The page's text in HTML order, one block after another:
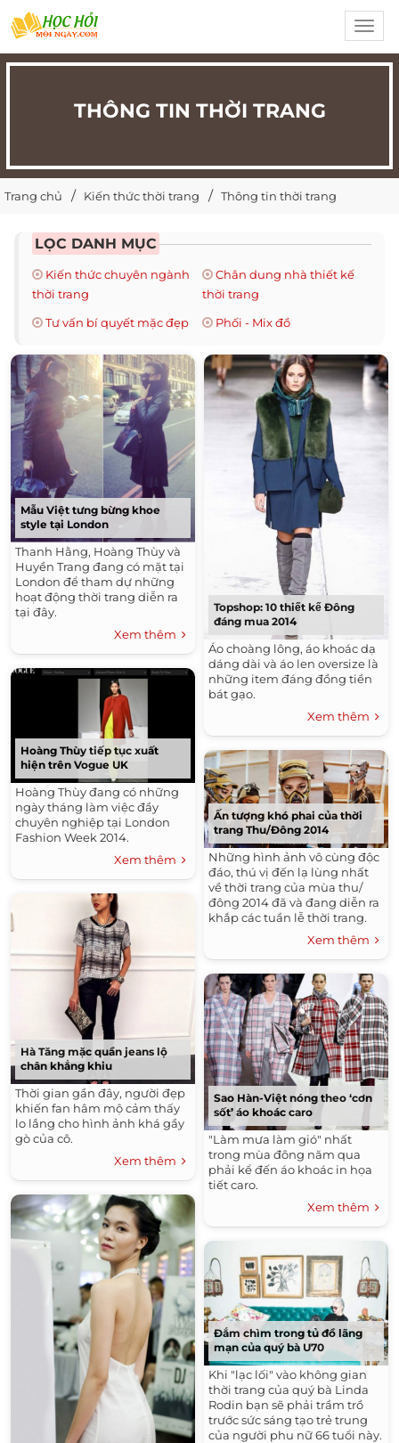
THÔNG TIN THỜI TRANG
Trang chủ Kiến thức thời trang Thông tin thời trang
LỌC DANH MỤC
Kiến thức chuyên ngành
thời trang
Chân dung nhà thiết kế
thời trang
Tư vấn bí quyết mặc đẹp
Phối - Mix đồ
Mẫu Việt tưng bừng khoe
style tại London
Thanh Hằng, Hoàng Thùy và
Huyền Trang đang có mặt tại
London để tham dự những
hoạt động thời trang diễn ra
tại đây.
Xem thêm
Hoàng Thùy tiếp tục xuất
hiện trên Vogue UK
Hoàng Thùy đang có những
ngày tháng làm việc đầy
chuyên nghiệp tại London
Fashion Week 2014.
Xem thêm
Hà Tăng mặc quần jeans lộ
chân khẳng khiu
Thời gian gần đây, người đẹp
khiến fan hâm mộ cảm thấy
lo lắng cho hình ảnh khá gầy
gò của cô.
Xem thêm
Topshop: 10 thiết kế Đông
đáng mua 2014
Áo choàng lông, áo khoác dạ
dáng dài và áo len oversize là
những item đáng đồng tiền
bát gạo.
Xem thêm
Ấn tượng khó phai của thời
trang Thu/Đông 2014
Những hình ảnh vô cùng độc
đáo, thú vị đến lạ lùng nhất
về thời trang của mùa thu/
đông 2014 đã và đang diễn ra
khắp các tuần lễ thời trang.
Xem thêm
Sao Hàn-Việt nóng theo ‘cơn
sốt’ áo khoác caro
"Làm mưa làm gió" nhất
trong mùa đông năm qua
phải kể đến áo khoác in họa
tiết caro.
Xem thêm
Đắm chìm trong tủ đồ lãng
mạn của quý bà U70
Khi "lạc lối" vào không gian
thời trang của quý bà Linda
Rodin bạn sẽ phải trầm trồ
trước sức sáng tạo trẻ trung
của người phu nữ 66 tuổi này.